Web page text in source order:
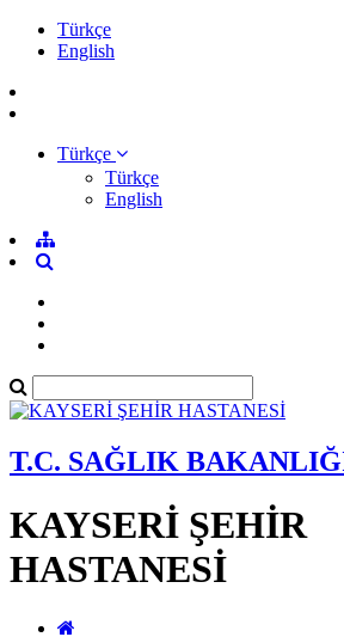
Türkçe
English
Türkçe
Türkçe
English
T.C. SAĞLIK
KAYSERİ ŞEHİR
HASTANESİ